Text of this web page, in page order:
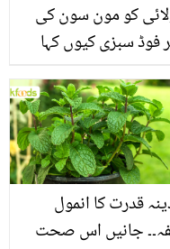
کو مون سون کی
فوڈ سبزی کیوں کہا
اور اینٹی آکسیڈنٹس
اس سبزی کے
قدرت کا انمول
جانیں اس صحت